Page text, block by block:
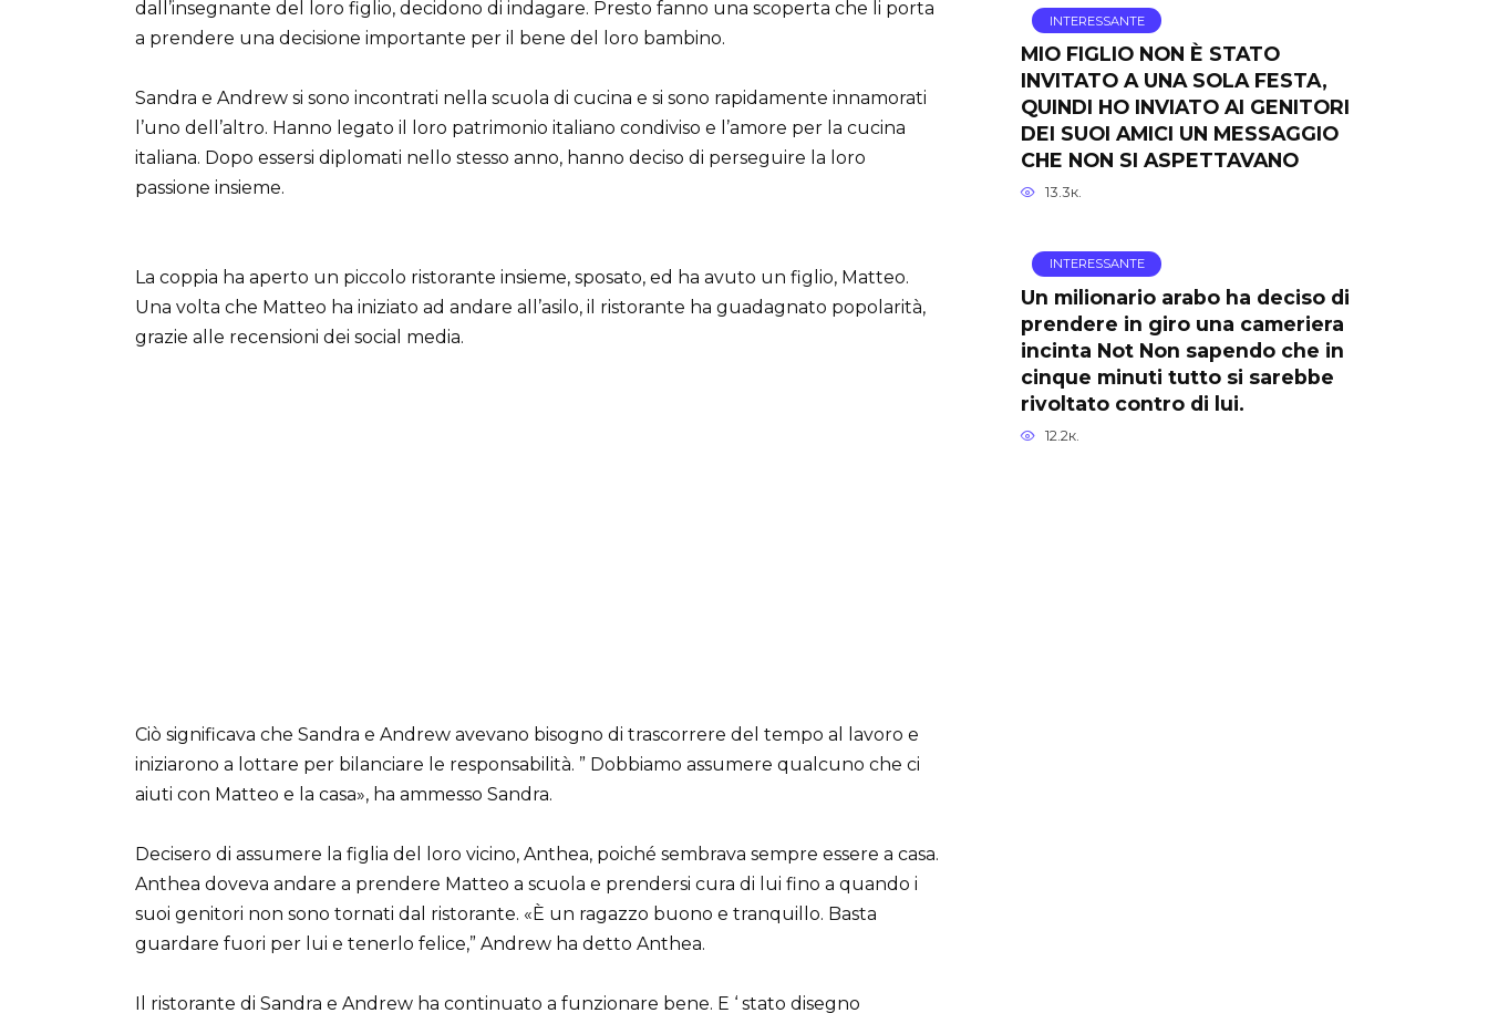
dall’insegnante del loro figlio, decidono di indagare. Presto fanno una scoperta che li porta
a prendere una decisione importante per il bene del loro bambino.
Sandra e Andrew si sono incontrati nella scuola di cucina e si sono rapidamente innamorati
l’uno dell’altro. Hanno legato il loro patrimonio italiano condiviso e l’amore per la cucina
italiana. Dopo essersi diplomati nello stesso anno, hanno deciso di perseguire la loro
passione insieme.
La coppia ha aperto un piccolo ristorante insieme, sposato, ed ha avuto un figlio, Matteo.
Una volta che Matteo ha iniziato ad andare all’asilo, il ristorante ha guadagnato popolarità,
grazie alle recensioni dei social media.
Ciò significava che Sandra e Andrew avevano bisogno di trascorrere del tempo al lavoro e
iniziarono a lottare per bilanciare le responsabilità. ” Dobbiamo assumere qualcuno che ci
aiuti con Matteo e la casa», ha ammesso Sandra.
Decisero di assumere la figlia del loro vicino, Anthea, poiché sembrava sempre essere a casa.
Anthea doveva andare a prendere Matteo a scuola e prendersi cura di lui fino a quando i
suoi genitori non sono tornati dal ristorante. «È un ragazzo buono e tranquillo. Basta
guardare fuori per lui e tenerlo felice,” Andrew ha detto Anthea.
Il ristorante di Sandra e Andrew ha continuato a funzionare bene. E ‘ stato disegno
INTERESSANTE
MIO FIGLIO NON È STATO
INVITATO A UNA SOLA FESTA,
QUINDI HO INVIATO AI GENITORI
DEI SUOI AMICI UN MESSAGGIO
CHE NON SI ASPETTAVANO
13.3к.
INTERESSANTE
Un milionario arabo ha deciso di
prendere in giro una cameriera
incinta Not Non sapendo che in
cinque minuti tutto si sarebbe
rivoltato contro di lui.
12.2к.